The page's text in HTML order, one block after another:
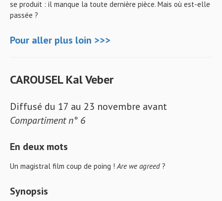
se produit : il manque la toute dernière pièce. Mais où est-elle
passée ?
Pour aller plus loin >>>
CAROUSEL Kal Veber
Diffusé du 17 au 23 novembre avant
Compartiment n° 6
En deux mots
Un magistral film coup de poing !Are we agreed ?
Synopsis